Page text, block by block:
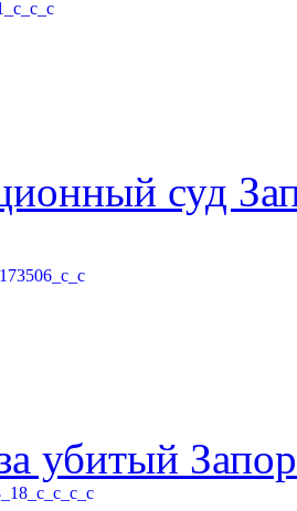
суд
убитый